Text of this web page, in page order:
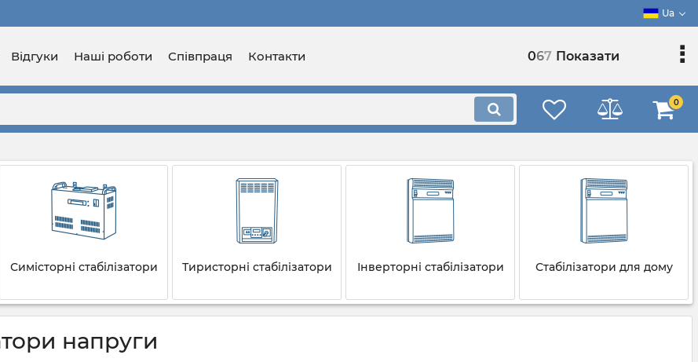
Ua
Відгуки Наші роботи Співпраця Контакти 067 Показати
0
Симісторні стабілізатори Тиристорні стабілізатори Інверторні стабілізатори Стабілізатори для дому
напруги